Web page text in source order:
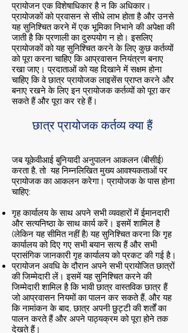
प्रायोजन एक विशेषाधिकार है न कि अधिकार।
प्रायोजकों को प्रवासन से सीधे लाभ होता है और उनसे
यह सुनिश्चित करने में एक भूमिका निभाने की अपेक्षा की
जाती है कि प्रणाली का दुरुपयोग न हो। इसलिए
प्रायोजकों को यह सुनिश्चित करने के लिए कुछ कर्तव्यों
को पूरा करना चाहिए कि आप्रवासन नियंत्रण बनाए
रखा जाए। प्रदाताओं को यह दिखाने में सक्षम होना
चाहिए कि वे छात्र प्रायोजक लाइसेंस प्राप्त करने और
बनाए रखने के लिए इन प्रायोजक कर्तव्यों को पूरा कर
सकते हैं और पूरा कर रहे हैं।
छात्र प्रायोजक कर्तव्य क्या हैं
जब यूकेवीआई बुनियादी अनुपालन आकलन (बीसीई)
करता है, तो यह निम्नलिखित मुख्य आवश्यकताओं पर
प्रायोजक का आकलन करेगा। प्रायोजक के पास होना
चाहिए:
गृह कार्यालय के साथ अपने सभी व्यवहारों में ईमानदारी
और सत्यनिष्ठा के साथ कार्य करें। इसमें शामिल है
(लेकिन यह सीमित नहीं है) यह सुनिश्चित करना कि गृह
कार्यालय को दिए गए सभी बयान सत्य हैं और सभी
प्रासंगिक जानकारी गृह कार्यालय को प्रकट की गई है।
प्रायोजन अवधि के दौरान अपने सभी प्रायोजित छात्रों
की जिम्मेदारी लें। इसमें यह सुनिश्चित करने की
जिम्मेदारी शामिल है कि भावी छात्र वास्तविक छात्र हैं
जो आप्रवासन नियमों का पालन कर सकते हैं, और यह
कि नामांकन के बाद, छात्र अपनी छुट्टी की शर्तों का
पालन करते हैं और अपने पाठ्यक्रम को पूरा होने तक
देखते हैं।